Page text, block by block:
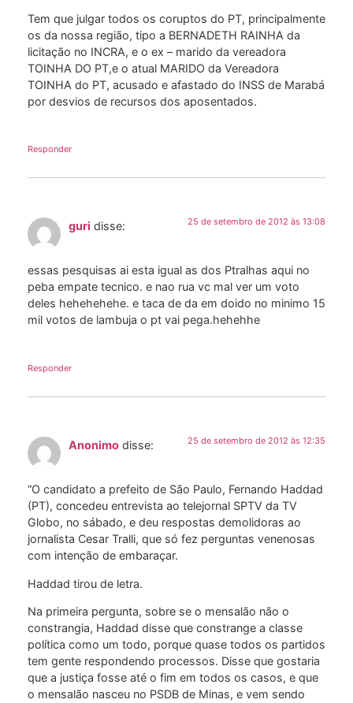
Tem que julgar todos os coruptos do PT, principalmente
os da nossa região, tipo a BERNADETH RAINHA da
licitação no INCRA, e o ex – marido da vereadora
TOINHA DO PT,e o atual MARIDO da Vereadora
TOINHA do PT, acusado e afastado do INSS de Marabá
por desvios de recursos dos aposentados.
Responder
guri disse: 25 de setembro de 2012 às 13:08
essas pesquisas ai esta igual as dos Ptralhas aqui no
peba empate tecnico. e nao rua vc mal ver um voto
deles hehehehehe. e taca de da em doido no minimo 15
mil votos de lambuja o pt vai pega.hehehhe
Responder
Anonimo disse: 25 de setembro de 2012 às 12:35
“O candidato a prefeito de São Paulo, Fernando Haddad
(PT), concedeu entrevista ao telejornal SPTV da TV
Globo, no sábado, e deu respostas demolidoras ao
jornalista Cesar Tralli, que só fez perguntas venenosas
com intenção de embaraçar.
Haddad tirou de letra.
Na primeira pergunta, sobre se o mensalão não o
constrangia, Haddad disse que constrange a classe
política como um todo, porque quase todos os partidos
tem gente respondendo processos. Disse que gostaria
que a justiça fosse até o fim em todos os casos, e que
o mensalão nasceu no PSDB de Minas, e vem sendo